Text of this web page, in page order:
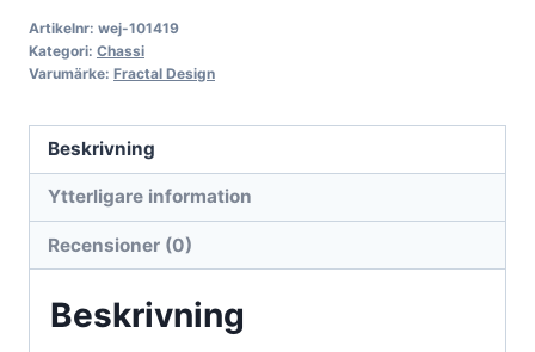
Design
North
Kritvit
TG
Klar
Artikelnr: wej-101419
Kategori: Chassi
Varumärke: Fractal Design
Beskrivning
Ytterligare information
Recensioner (0)
Beskrivning